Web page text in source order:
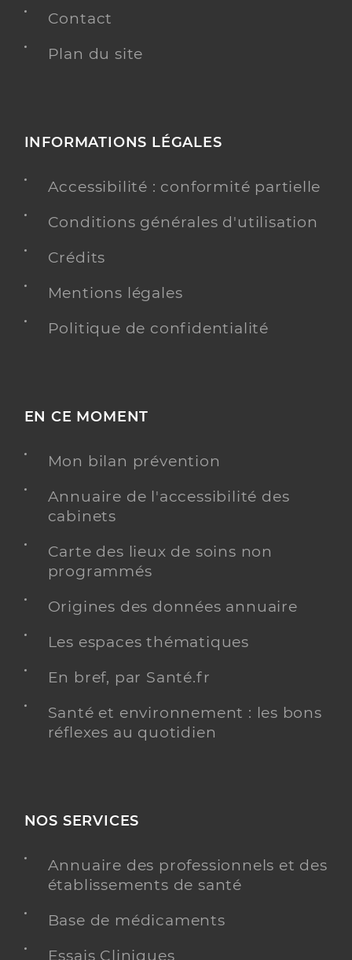
Contact
Plan du site
INFORMATIONS LÉGALES
Accessibilité : conformité partielle
Conditions générales d'utilisation
Crédits
Mentions légales
Politique de confidentialité
EN CE MOMENT
Mon bilan prévention
Annuaire de l'accessibilité des
cabinets
Carte des lieux de soins non
programmés
Origines des données annuaire
Les espaces thématiques
En bref, par Santé.fr
Santé et environnement : les bons
réflexes au quotidien
NOS SERVICES
Annuaire des professionnels et des
établissements de santé
Base de médicaments
Essais Cliniques